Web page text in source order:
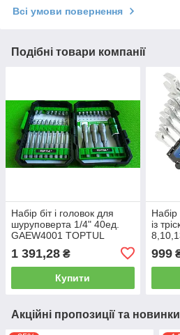
Всі умови повернення
Подібні товари компанії
Набір біт і головок для
шуруповерта 1/4" 40ед.
GAEW4001 TOPTUL
1 391,28 ₴
Купити
Набір
із
999
Акційні пропозиції та новинки